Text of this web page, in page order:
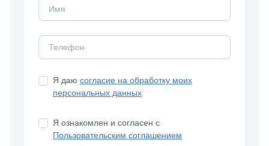
Я даю согласие на обработку моих
персональных данных
Я ознакомлен и согласен с
Пользовательским соглашением